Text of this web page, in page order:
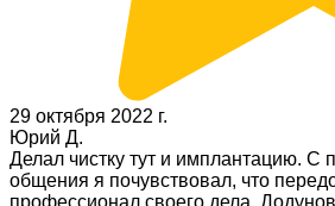
29 октября 2022 г.
Юрий Д.
Делал чистку тут и имплантацию. С
общения я почувствовал, что
профессионал своего дела.